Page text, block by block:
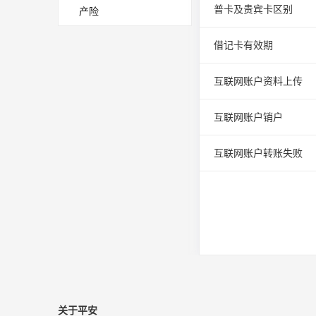
产险 普卡及贵宾卡区别
借记卡有效期
互联网账户资料上传
互联网账户销户
互联网账户转账失败
关于平安